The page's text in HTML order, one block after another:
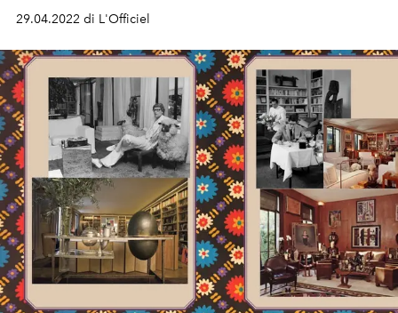
29.04.2022 di L'Officiel